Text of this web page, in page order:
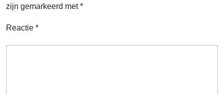
zijn gemarkeerd met*
Reactie *